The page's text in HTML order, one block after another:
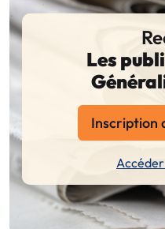
Les
Inscription